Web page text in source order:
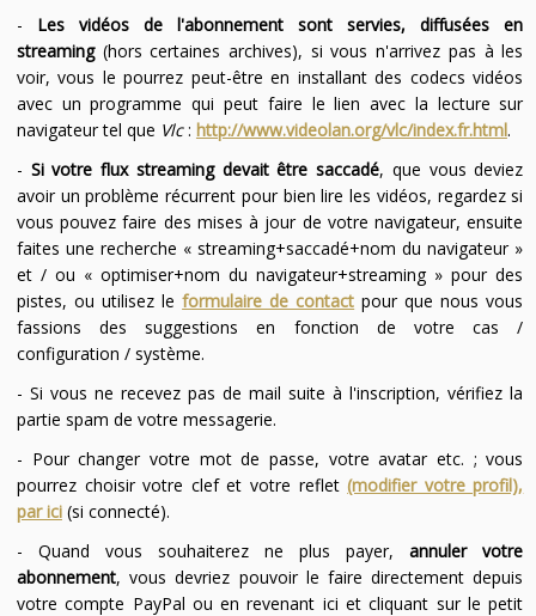
- Les vidéos de l'abonnement sont servies, diffusées en
streaming(hors certaines archives), si vous n'arrivez pas à les
voir, vous le pourrez peut-être en installant des codecs vidéos
avec un programme qui peut faire le lien avec la lecture sur
navigateur tel que Vlc: http://www.videolan.org/vlc/index.fr.html.
- Si votre flux streaming devait être saccadé, que vous deviez
avoir un problème récurrent pour bien lire les vidéos, regardez si
vous pouvez faire des mises à jour de votre navigateur, ensuite
faites une recherche « streaming+saccadé+nom du navigateur »
et / ou « optimiser+nom du navigateur+streaming » pour des
pistes, ou utilisez leformulaire de contact pour que nous vous
fassions des suggestions en fonction de votre cas /
configuration / système.
- Si vous ne recevez pas de mail suite à l'inscription, vérifiez la
partie spam de votre messagerie.
- Pour changer votre mot de passe, votre avatar etc. ; vous
pourrez choisir votre clef et votre reflet(modifier votre profil),
par ici(si connecté).
- Quand vous souhaiterez ne plus payer,annuler votre
abonnement, vous devriez pouvoir le faire directement depuis
votre compte PayPal ou en revenant ici et cliquant sur le petit